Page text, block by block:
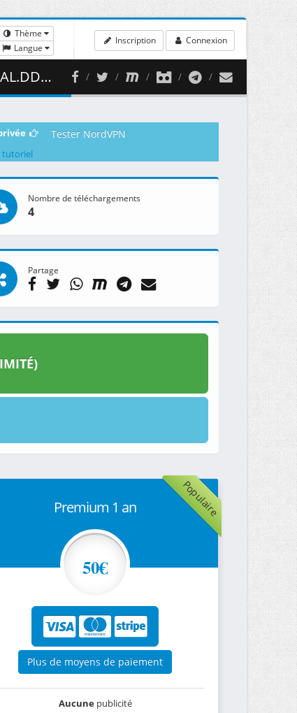
Thème
Langue
Inscription Connexion
MB )
Tester NordVPN
tutoriel
Nombre de téléchargements
4
Partage
Populaire
Premium 1 an
50€
Plus de moyens de paiement
Aucunepublicité